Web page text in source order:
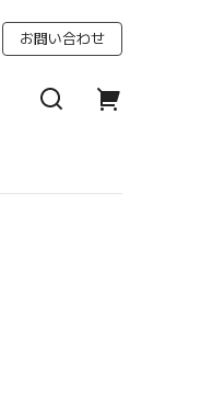
お問い合わせ